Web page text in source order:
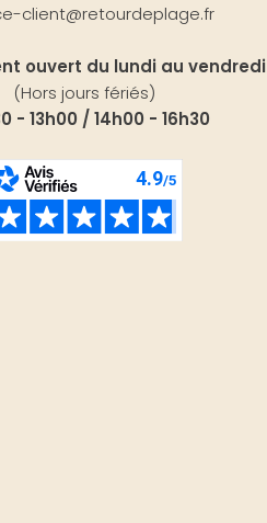
client@retourdeplage.fr
ouvert du lundi au vendredi
(Hors jours fériés)
- 13h00 / 14h00 - 16h30